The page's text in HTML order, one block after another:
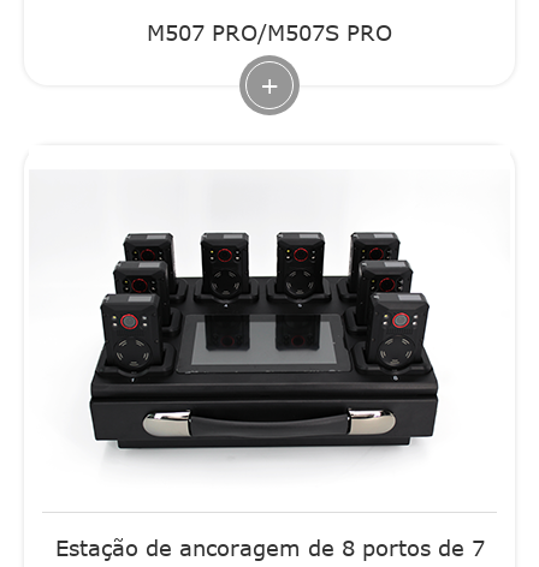
M507 PRO/M507S PRO
+
Estação de ancoragem de 8 portos de 7